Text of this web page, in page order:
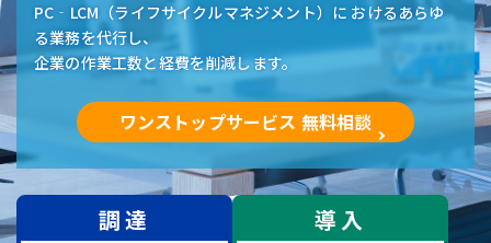
PC‐LCM（ライフサイクルマネジメント）に おけるあらゆ
る業務を代行し、
企業の作業工数と経費を削減します。
ワンストップサービス 無料相談
調達 導入